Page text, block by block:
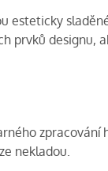
esteticky
prvků designu,
zpracování
nekladou.